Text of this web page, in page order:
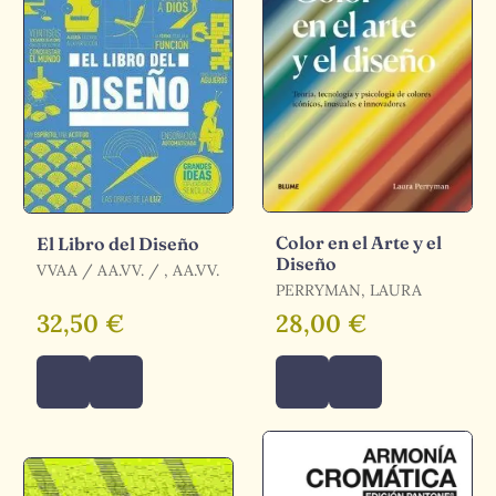
El Libro del Diseño
VVAA / AA.VV. / , AA.VV.
32,50 €
Color en el Arte y el
Diseño
PERRYMAN, LAURA
28,00 €